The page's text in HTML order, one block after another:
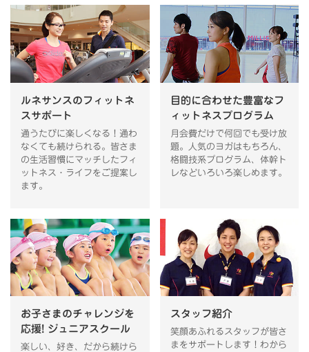
ルネサンスのフィットネ
スサポート
通うたびに楽しくなる！通わ
なくても続けられる。皆さま
の生活習慣にマッチしたフィ
ットネス・ライフをご提案し
ます。
目的に合わせた豊富なフ
ィットネスプログラム
月会費だけで何回でも受け放
題。人気のヨガはもちろん、
格闘技系プログラム、体幹ト
レなどいろいろ楽しめます。
お子さまのチャレンジを
応援! ジュニアスクール
楽しい、好き、だから続けら
スタッフ紹介
笑顔あふれるスタッフが皆さ
まをサポートします！わから